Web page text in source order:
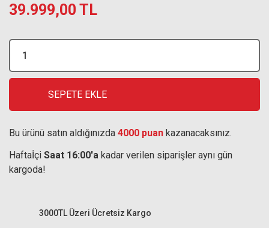
39.999,00 TL
SEPETE EKLE
Bu ürünü satın aldığınızda 4000 puan kazanacaksınız.
Haftaİçi Saat 16:00'a kadar verilen siparişler aynı gün
kargoda!
3000TL Üzeri Ücretsiz Kargo